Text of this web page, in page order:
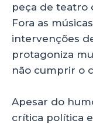
peça de teatro
Fora as
intervenções
protagoniza
não cumprir o
Apesar do
crítica política